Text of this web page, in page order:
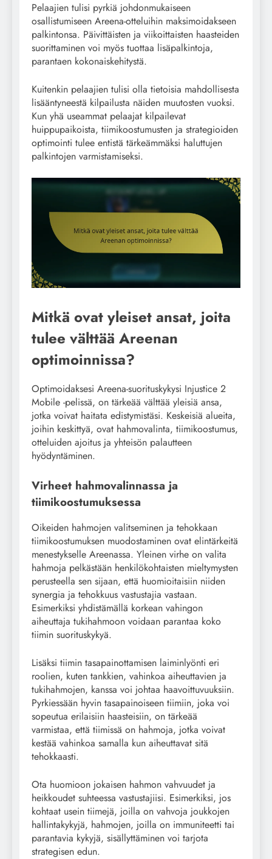
Pelaajien tulisi pyrkiä johdonmukaiseen
osallistumiseen Areena-otteluihin maksimoidakseen
palkintonsa. Päivittäisten ja viikoittaisten haasteiden
suorittaminen voi myös tuottaa lisäpalkintoja,
parantaen kokonaiskehitystä.
Kuitenkin pelaajien tulisi olla tietoisia mahdollisesta
lisääntyneestä kilpailusta näiden muutosten vuoksi.
Kun yhä useammat pelaajat kilpailevat
huippupaikoista, tiimikoostumusten ja strategioiden
optimointi tulee entistä tärkeämmäksi haluttujen
palkintojen varmistamiseksi.
Mitkä ovat yleiset ansat, joita
tulee välttää Areenan
optimoinnissa?
Optimoidaksesi Areena-suorituskykysi Injustice 2
Mobile -pelissä, on tärkeää välttää yleisiä ansa,
jotka voivat haitata edistymistäsi. Keskeisiä alueita,
joihin keskittyä, ovat hahmovalinta, tiimikoostumus,
otteluiden ajoitus ja yhteisön palautteen
hyödyntäminen.
Virheet hahmovalinnassa ja
tiimikoostumuksessa
Oikeiden hahmojen valitseminen ja tehokkaan
tiimikoostumuksen muodostaminen ovat elintärkeitä
menestykselle Areenassa. Yleinen virhe on valita
hahmoja pelkästään henkilökohtaisten mieltymysten
perusteella sen sijaan, että huomioitaisiin niiden
synergia ja tehokkuus vastustajia vastaan.
Esimerkiksi yhdistämällä korkean vahingon
aiheuttaja tukihahmoon voidaan parantaa koko
tiimin suorituskykyä.
Lisäksi tiimin tasapainottamisen laiminlyönti eri
roolien, kuten tankkien, vahinkoa aiheuttavien ja
tukihahmojen, kanssa voi johtaa haavoittuvuuksiin.
Pyrkiessään hyvin tasapainoiseen tiimiin, joka voi
sopeutua erilaisiin haasteisiin, on tärkeää
varmistaa, että tiimissä on hahmoja, jotka voivat
kestää vahinkoa samalla kun aiheuttavat sitä
tehokkaasti.
Ota huomioon jokaisen hahmon vahvuudet ja
heikkoudet suhteessa vastustajiisi. Esimerkiksi, jos
kohtaat usein tiimejä, joilla on vahvoja joukkojen
hallintakykyjä, hahmojen, joilla on immuniteetti tai
parantavia kykyjä, sisällyttäminen voi tarjota
strategisen edun.